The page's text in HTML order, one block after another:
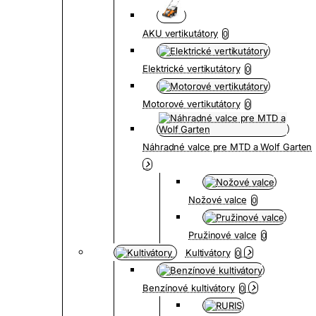
AKU vertikutátory 0
Elektrické vertikutátory 0
Motorové vertikutátory 0
Náhradné valce pre MTD a Wolf Garten
Nožové valce 0
Pružinové valce 0
Kultivátory 0
Benzínové kultivátory 0